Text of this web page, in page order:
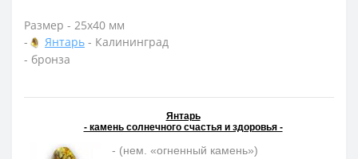
Размер - 25х40 мм
-
Янтарь - Калининград
- бронза
Янтарь
- камень солнечного счастья и здоровья -
- (нем. «огненный камень»)